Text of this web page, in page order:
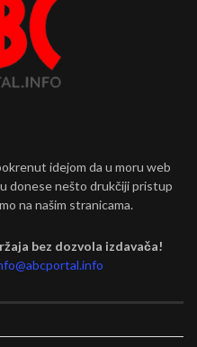
idejom da u moru web
donese nešto drukčiji pristup
na našim stranicama.
bez dozvola izdavača!